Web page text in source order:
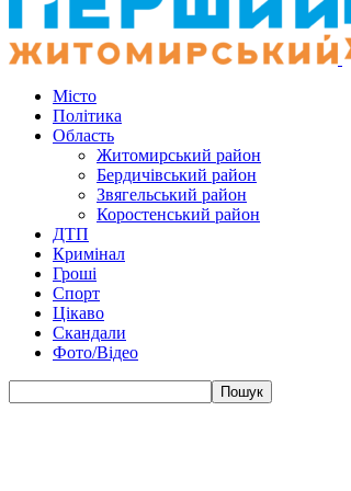
Місто
Політика
Область
Житомирський район
Бердичівський район
Звягельський район
Коростенський район
ДТП
Кримінал
Гроші
Спорт
Цікаво
Скандали
Фото/Відео